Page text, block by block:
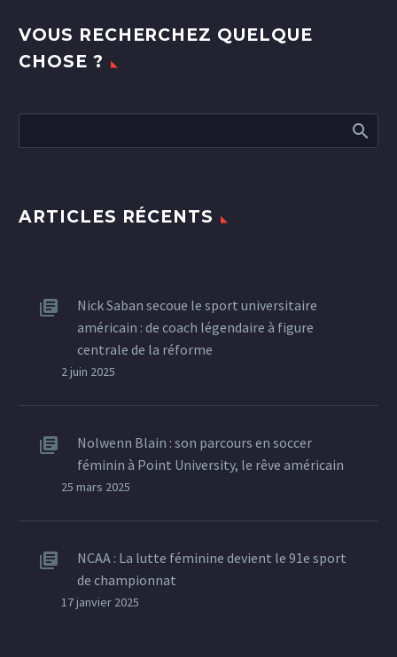
VOUS RECHERCHEZ QUELQUE
CHOSE ?
ARTICLES RÉCENTS
Nick Saban secoue le sport universitaire
américain : de coach légendaire à figure
centrale de la réforme
2 juin 2025
Nolwenn Blain : son parcours en soccer
féminin à Point University, le rêve américain
25 mars 2025
NCAA : La lutte féminine devient le 91e sport
de championnat
17 janvier 2025